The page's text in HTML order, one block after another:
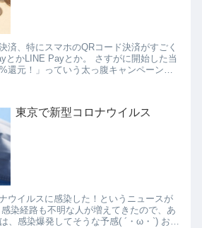
済、特にスマホのQRコード決済がすごく
還元！」っていう太っ腹キャンペーンは
東京で新型コロナウイルス
ウイルスに感染した！というニュースが
感染爆発してそうな予感( ´・ω・`) おそ